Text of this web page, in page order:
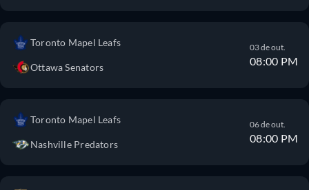
Toronto Mapel Leafs
Ottawa Senators
03 de out.
08:00 PM
Toronto Mapel Leafs
Nashville Predators
06 de out.
08:00 PM